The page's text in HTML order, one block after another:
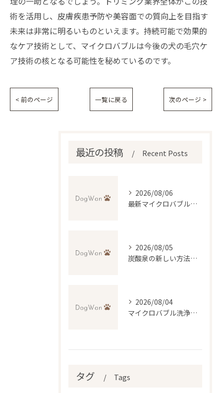
術を活用し、皮膚疾患予防や美容面での質向上を目指す
未来は非常に明るいものといえます。持続可能で効果的
なケア技術として、マイクロバブルは今後の犬の毛穴ケ
ア技術の核となる可能性を秘めているのです。
< 前のページ 一覧に戻る 次のページ >
最近の投稿 Recent Posts
2026/08/06
最新マイクロバブル技術で理想のふわふわ仕上げを実現するトリミング法
2026/08/05
炭酸泉の新しい方法で自宅再現と効果・デメリットを徹底比較
2026/08/04
マイクロバブル洗浄が叶える低刺激トリミングの魅力
タグ Tags